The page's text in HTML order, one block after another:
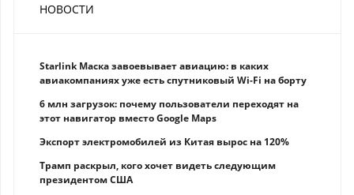
НОВОСТИ
Starlink Маска завоевывает авиацию: в каких
авиакомпаниях уже есть спутниковый Wi-Fi на борту
6 млн загрузок: почему пользователи переходят на
этот навигатор вместо Google Maps
Экспорт электромобилей из Китая вырос на 120%
Трамп раскрыл, кого хочет видеть следующим
президентом США